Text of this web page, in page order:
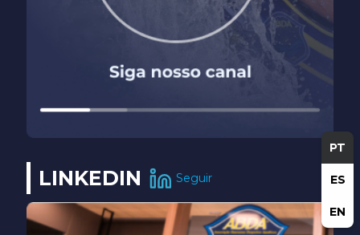
PT
ES
EN
LINKEDIN Seguir